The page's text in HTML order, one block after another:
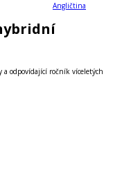
Angličtina
odpovídající ročník víceletých